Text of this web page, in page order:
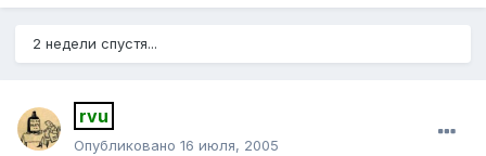
2 недели спустя...
rvu
Опубликовано 16 июля, 2005